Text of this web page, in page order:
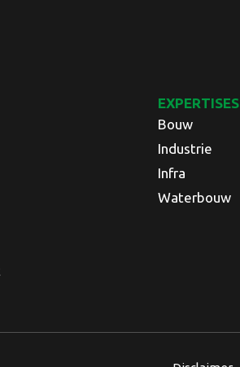
EXPERTISES
Bouw
Industrie
Infra
Waterbouw